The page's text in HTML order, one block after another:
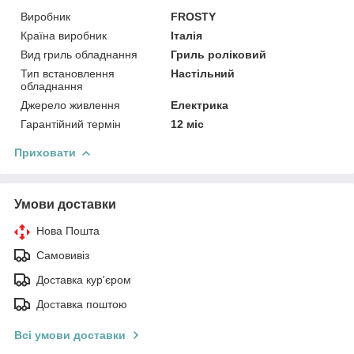
Виробник
FROSTY
Країна виробник
Італія
Вид гриль обладнання
Гриль роліковий
Тип встановлення
обладнання
Настільний
Джерело живлення
Електрика
Гарантійний термін
12 міс
Приховати
Умови доставки
Нова Пошта
Самовивіз
Доставка кур'єром
Доставка поштою
Всі умови доставки